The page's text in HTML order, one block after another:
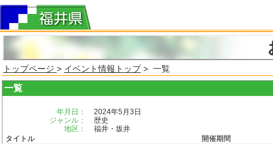
トップページ > イベント情報トップ> 一覧
一覧
年月日：
2024年5月3日
ジャンル：
歴史
地区：
福井・坂井
タイトル
開催期間